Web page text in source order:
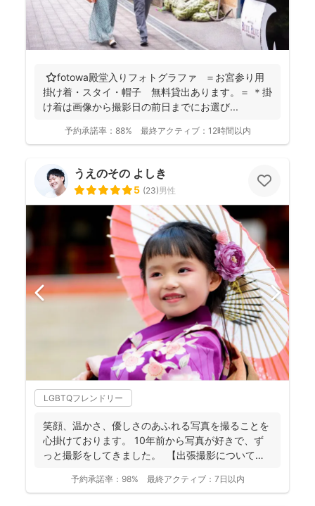
⭐️fotowa殿堂入りフォトグラファ ＝お宮参り用
掛け着・スタイ・帽子 無料貸出あります。＝ ＊掛
け着は画像から撮影日の前日までにお選び...
予約承諾率： 88% 最終アクティブ： 12時間以内
うえのその よしき
5 (23)男性
LGBTQフレンドリー
笑顔、温かさ、優しさのあふれる写真を撮ることを
心掛けております。 10年前から写真が好きで、ず
っと撮影をしてきました。 【出張撮影について】
予約承諾率： 98% 最終アクティブ： 7日以内